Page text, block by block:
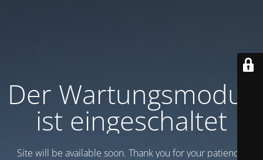
Der Wartungsmodus
ist eingeschaltet
Site will be available soon. Thank you for your patience!